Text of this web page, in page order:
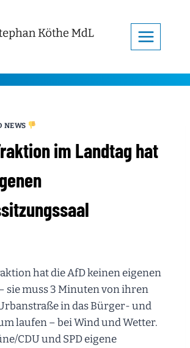
NEWS
im Landtag hat
hat die AfD keinen eigenen
sie muss 3 Minuten von ihren
in das Bürger- und
laufen – bei Wind und Wetter.
CDU und SPD eigene